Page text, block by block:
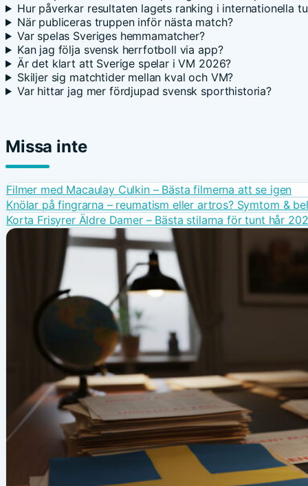
Hur påverkar resultaten lagets ranking i internationella
När publiceras truppen inför nästa match?
Var spelas Sveriges hemmamatcher?
Kan jag följa svensk herrfotboll via app?
Är det klart att Sverige spelar i VM 2026?
Skiljer sig matchtider mellan kval och VM?
Var hittar jag mer fördjupad svensk sporthistoria?
Missa inte
Filmer med Macaulay Culkin – Bästa filmerna att se igen
Knölar på fingrarna – reumatism eller artros? Symtom &
Korta Frisyrer Äldre Damer – Bästa stilarna för tunt hår